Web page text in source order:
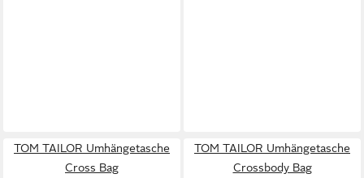
TOM TAILOR Umhängetasche
Cross Bag
TOM TAILOR Umhängetasche
Crossbody Bag